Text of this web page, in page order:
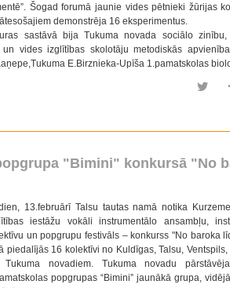
Šogad forumā jaunie vides pētnieki žūrijas
demonstrēja 16 eksperimentus.
sastāvā bija Tukuma novada sociālo zinību,
un vides izglītības skolotāju metodiskās
E.Birznieka-Upīša 1.pamatskolas
"Bimini" konkursā "No
13.februārī Talsu tautas namā notika
iestāžu vokāli instrumentālo ansambļu,
un popgrupu festivāls – konkurss "No baroka
piedalījās 16 kolektīvi no Kuldīgas, Talsu,
novadiem. Tukuma novadu
popgrupas “Bimini” jaunākā grupa,